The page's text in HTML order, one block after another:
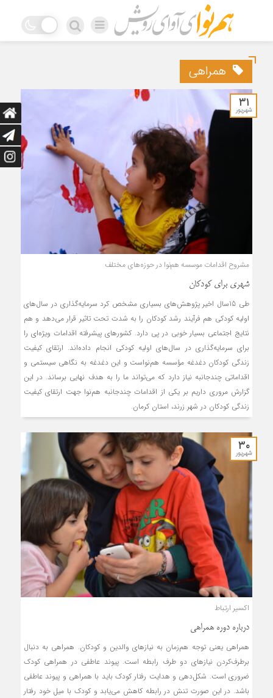
همراهی
۳۱
شهریور
مشروح اقدامات موسسه هم‌نوا در حوزه‌های مختلف
شهری برای کودکان
طی 15سال اخیر پژوهش‌های بسیاری مشخص کرد سرمایه‌گذاری در سال‌های
اولیه کودکی هم فرآیند رشد کودکان را به شدت تحت تاثیر قرار می‌دهد و هم
نتایج اجتماعی بسیار خوبی در پی دارد. کشورهای پیشرفته اقدامات ویژه‌ای را
برای سرمایه‌گذاری در سال‌های اولیه کودکی انجام داده‌اند. ارتقای کیفیت
زندگی کودکان دغدغه مؤسسه هم‌نواست و این دغدغه به نگاهی سیستمی و
اقداماتی چندجانبه‌ نیاز دارد که می‌تواند ما را به هدف نهایی برساند. در این
گزارش مروری داریم بر یکی از اقدامات چندجانبه هم‌نوا جهت ارتقای کیفیت
زندگی کودکان در شهر زرند، استان کرمان.
۳۰
شهریور
اکسیر ارتباط
درباره دوره همراهی
همراهی یعنی توجه هم‌زمان به نیازهای والدین و کودکان. همراهی به دنبال
برطرف‌کردن نیازهای دو طرف رابطه است. پیوند عاطفی در همراهی کودک
ضروری است. شکل­‌دهی و هدایت رفتار کودک باید با همراهی و پیوند عاطفی
باشد. در این صورت تنش در رابطه کاهش می­‌یابد و کودک با میل خود رفتار